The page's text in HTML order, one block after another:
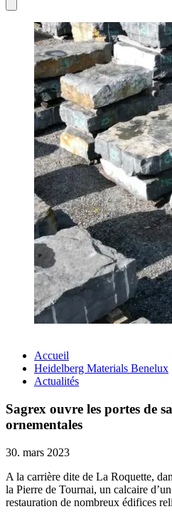
Accueil
Heidelberg Materials Benelux
Actualités
Sagrex ouvre les portes de
ornementales
30. mars 2023
A la carrière dite de La Roquette,
la Pierre de Tournai, un calcaire
restauration de nombreux édifices